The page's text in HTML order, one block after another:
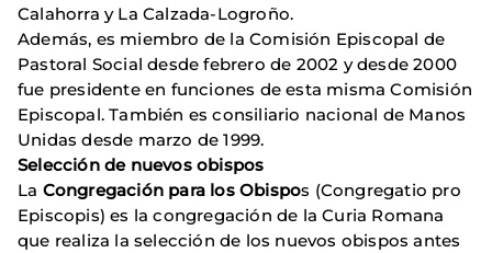
Calahorra y La Calzada-Logroño.
Además, es miembro de la Comisión Episcopal de
Pastoral Social desde febrero de 2002 y desde 2000
fue presidente en funciones de esta misma Comisión
Episcopal. También es consiliario nacional de Manos
Unidas desde marzo de 1999.
Selección de nuevos obispos
La Congregación para los Obispos (Congregatio pro
Episcopis) es la congregación de la Curia Romana
que realiza la selección de los nuevos obispos antes